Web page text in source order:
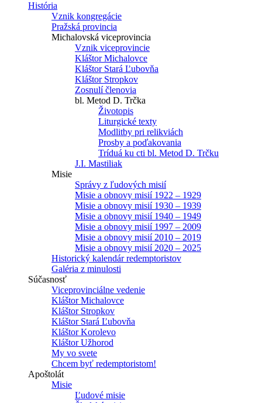
História
Vznik kongregácie
Pražská provincia
Michalovská viceprovincia
Vznik viceprovincie
Kláštor Michalovce
Kláštor Stará Ľubovňa
Kláštor Stropkov
Zosnulí členovia
bl. Metod D. Trčka
Životopis
Liturgické texty
Modlitby pri relikviách
Prosby a poďakovania
Tríduá ku cti bl. Metod D. Trčku
J.I. Mastiliak
Misie
Správy z ľudových misií
Misie a obnovy misií 1922 – 1929
Misie a obnovy misií 1930 – 1939
Misie a obnovy misií 1940 – 1949
Misie a obnovy misií 1997 – 2009
Misie a obnovy misií 2010 – 2019
Misie a obnovy misií 2020 – 2025
Historický kalendár redemptoristov
Galéria z minulosti
Súčasnosť
Viceprovinciálne vedenie
Kláštor Michalovce
Kláštor Stropkov
Kláštor Stará Ľubovňa
Kláštor Korolevo
Kláštor Užhorod
My vo svete
Chcem byť redemptoristom!
Apoštolát
Misie
Ľudové misie